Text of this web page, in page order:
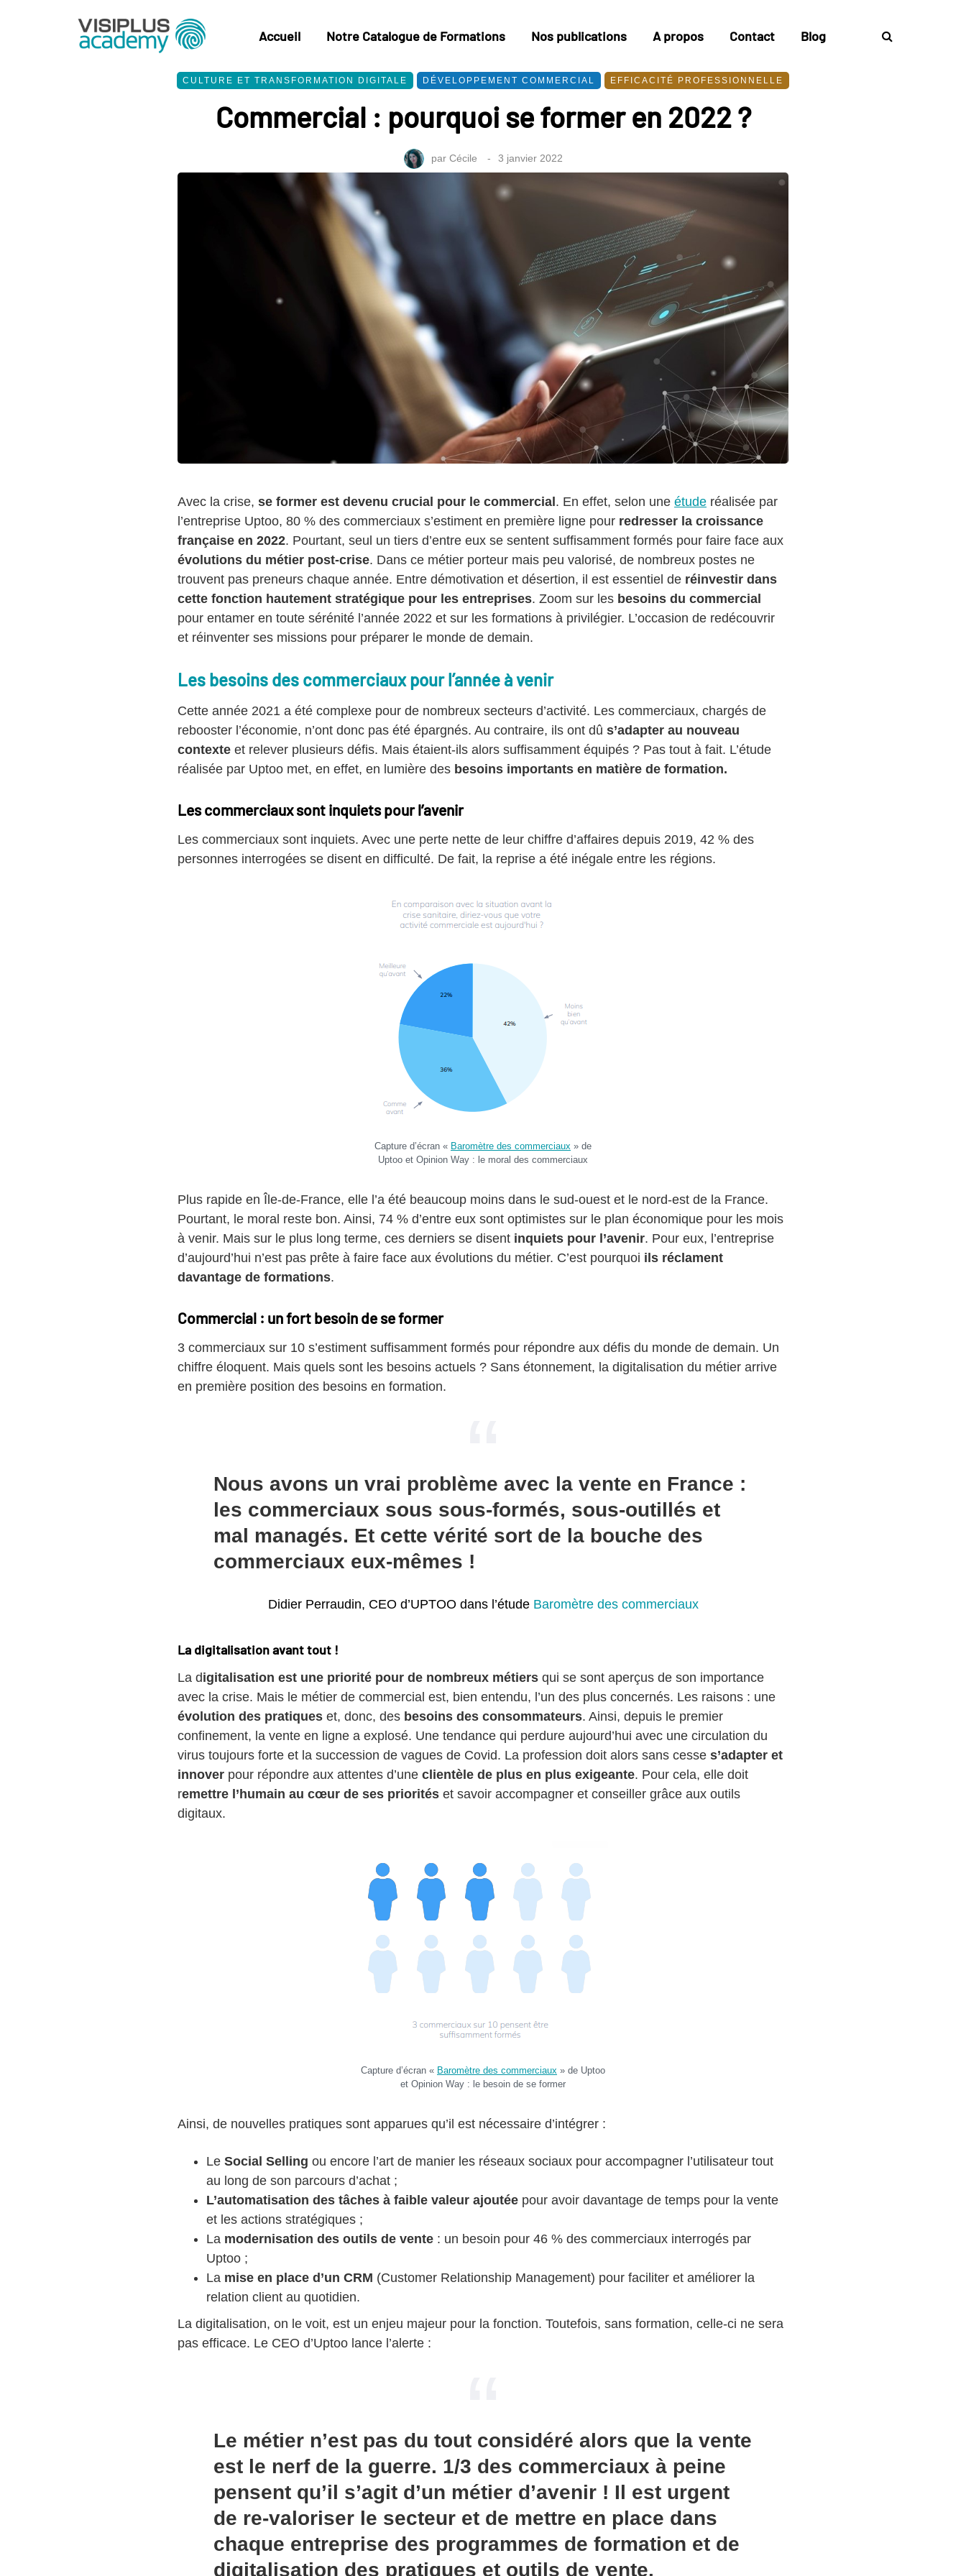
Accueil Notre Catalogue de Formations Nos publications A propos Contact Blog
CULTURE ET TRANSFORMATION DIGITALE DÉVELOPPEMENT COMMERCIAL EFFICACITÉ PROFESSIONNELLE
Commercial : pourquoi se former en 2022 ?
par Cécile 3 janvier 2022
Avec la crise, se former est devenu crucial pour le commercial . En effet, selon une étude réalisée par
l’entreprise Uptoo, 80 % des commerciaux s’estiment en première ligne pour redresser la croissance
française en 2022. Pourtant, seul un tiers d’entre eux se sentent suffisamment formés pour faire face aux
évolutions du métier post-crise. Dans ce métier porteur mais peu valorisé, de nombreux postes ne
trouvent pas preneurs chaque année. Entre démotivation et désertion, il est essentiel de réinvestir dans
cette fonction hautement stratégique pour les entreprises. Zoom sur les besoins du commercial
pour entamer en toute sérénité l’année 2022 et sur les formations à privilégier. L’occasion de redécouvrir
et réinventer ses missions pour préparer le monde de demain.
Les besoins des commerciaux pour l’année à venir
Cette année 2021 a été complexe pour de nombreux secteurs d’activité. Les commerciaux, chargés de
rebooster l’économie, n’ont donc pas été épargnés. Au contraire, ils ont dû s’adapter au nouveau
contexte et relever plusieurs défis. Mais étaient-ils alors suffisamment équipés ? Pas tout à fait. L’étude
réalisée par Uptoo met, en effet, en lumière des besoins importants en matière de formation.
Les commerciaux sont inquiets pour l’avenir
Les commerciaux sont inquiets. Avec une perte nette de leur chiffre d’affaires depuis 2019, 42 % des
personnes interrogées se disent en difficulté. De fait, la reprise a été inégale entre les régions.
Capture d’écran « Baromètre des commerciaux » de
Uptoo et Opinion Way : le moral des commerciaux
Plus rapide en Île-de-France, elle l’a été beaucoup moins dans le sud-ouest et le nord-est de la France.
Pourtant, le moral reste bon. Ainsi, 74 % d’entre eux sont optimistes sur le plan économique pour les mois
à venir. Mais sur le plus long terme, ces derniers se disent inquiets pour l’avenir. Pour eux, l’entreprise
d’aujourd’hui n’est pas prête à faire face aux évolutions du métier. C’est pourquoi ils réclament
davantage de formations.
Commercial : un fort besoin de se former
3 commerciaux sur 10 s’estiment suffisamment formés pour répondre aux défis du monde de demain. Un
chiffre éloquent. Mais quels sont les besoins actuels ? Sans étonnement, la digitalisation du métier arrive
en première position des besoins en formation.
Nous avons un vrai problème avec la vente en France :
les commerciaux sous sous-formés, sous-outillés et
mal managés. Et cette vérité sort de la bouche des
commerciaux eux-mêmes !
Didier Perraudin, CEO d’UPTOO dans l’étude Baromètre des commerciaux
La digitalisation avant tout !
La digitalisation est une priorité pour de nombreux métiers qui se sont aperçus de son importance
avec la crise. Mais le métier de commercial est, bien entendu, l’un des plus concernés. Les raisons : une
évolution des pratiques et, donc, des besoins des consommateurs. Ainsi, depuis le premier
confinement, la vente en ligne a explosé. Une tendance qui perdure aujourd’hui avec une circulation du
virus toujours forte et la succession de vagues de Covid. La profession doit alors sans cesse s’adapter et
innover pour répondre aux attentes d’une clientèle de plus en plus exigeante. Pour cela, elle doit
remettre l’humain au cœur de ses priorités et savoir accompagner et conseiller grâce aux outils
digitaux.
Capture d’écran « Baromètre des commerciaux » de Uptoo
et Opinion Way : le besoin de se former
Ainsi, de nouvelles pratiques sont apparues qu’il est nécessaire d’intégrer :
Le Social Selling ou encore l’art de manier les réseaux sociaux pour accompagner l’utilisateur tout
au long de son parcours d’achat ;
L’automatisation des tâches à faible valeur ajoutée pour avoir davantage de temps pour la vente
et les actions stratégiques ;
La modernisation des outils de vente : un besoin pour 46 % des commerciaux interrogés par
Uptoo ;
La mise en place d’un CRM (Customer Relationship Management) pour faciliter et améliorer la
relation client au quotidien.
La digitalisation, on le voit, est un enjeu majeur pour la fonction. Toutefois, sans formation, celle-ci ne sera
pas efficace. Le CEO d’Uptoo lance l’alerte :
Le métier n’est pas du tout considéré alors que la vente
est le nerf de la guerre. 1/3 des commerciaux à peine
pensent qu’il s’agit d’un métier d’avenir ! Il est urgent
de re-valoriser le secteur et de mettre en place dans
chaque entreprise des programmes de formation et de
digitalisation des pratiques et outils de vente.